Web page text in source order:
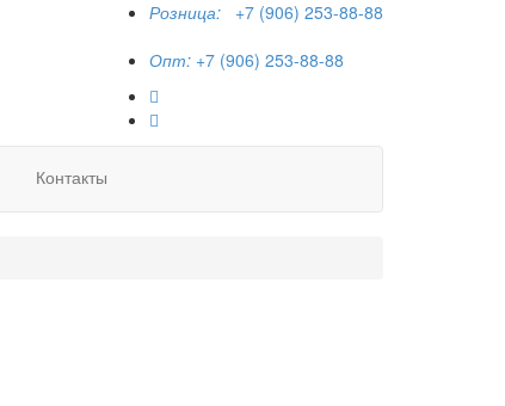
Розница:
+7 (906) 253-88-88
Опт: +7 (906) 253-88-88
Контакты